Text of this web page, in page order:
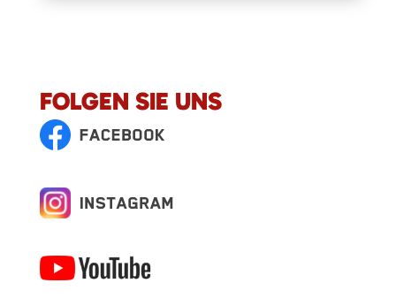
FOLGEN SIE UNS